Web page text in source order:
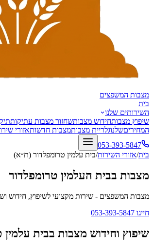
מצבות המשפצים
בית
השירותים שלנו
שיפוץ מצבותחידוש מצבותשחזור מצבות עתיקות
המחיריםשלנוגלריית מצבותמצבות חדשותאזורי
053-393-5847
בית/אזורי השירות/בית עלמין טרומפלדור (ת״א)
מצבות בבית העלמין טרומפלדור
מצבות המשפצים - שירות מקצועי לשיפוץ, חידוש
חייגו 053-393-5847
שיפוץ וחידוש מצבות בבית